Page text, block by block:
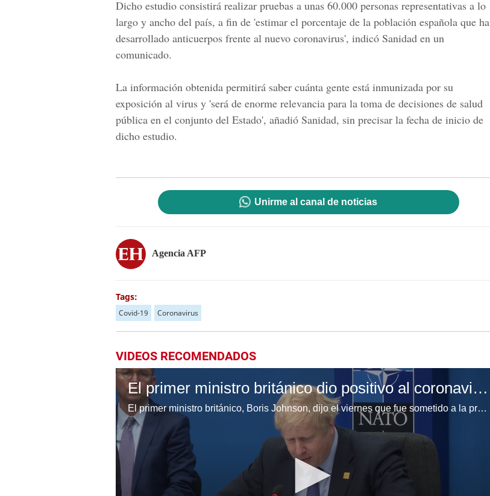
Dicho estudio consistirá realizar pruebas a unas 60.000 personas representativas a lo
largo y ancho del país, a fin de 'estimar el porcentaje de la población española que ha
desarrollado anticuerpos frente al nuevo coronavirus', indicó Sanidad en un
comunicado.
La información obtenida permitirá saber cuánta gente está inmunizada por su
exposición al virus y 'será de enorme relevancia para la toma de decisiones de salud
pública en el conjunto del Estado', añadió Sanidad, sin precisar la fecha de inicio de
dicho estudio.
Unirme al canal de noticias
Agencia AFP
Tags:
Covid-19 Coronavirus
VIDEOS RECOMENDADOS
El primer ministro británico dio positivo al coronavirus con "síntomas leves"
El primer ministro británico, Boris Johnson, dijo el viernes que fue sometido a la prueba del coronavirus tras mostrar "síntomas leves" y dio positivo.